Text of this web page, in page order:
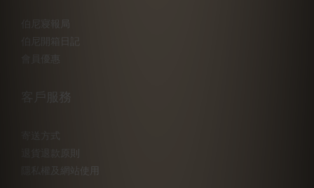
伯尼寢報局
伯尼開箱日記
客戶服務
退貨退款原則
隱私權及網站使用